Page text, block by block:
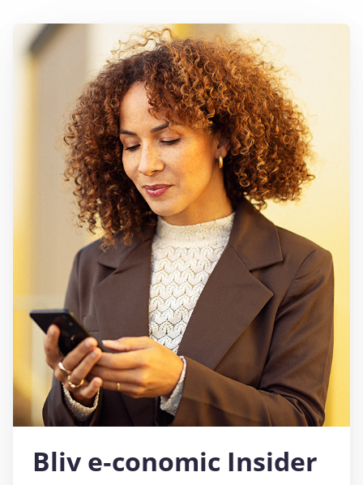
Bliv e‑conomic Insider